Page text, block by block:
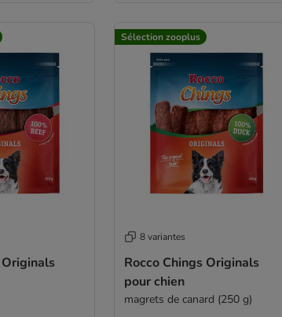
Sélection zooplus
8 variantes
Rocco Chings Originals
pour chien
magrets de canard (250 g)